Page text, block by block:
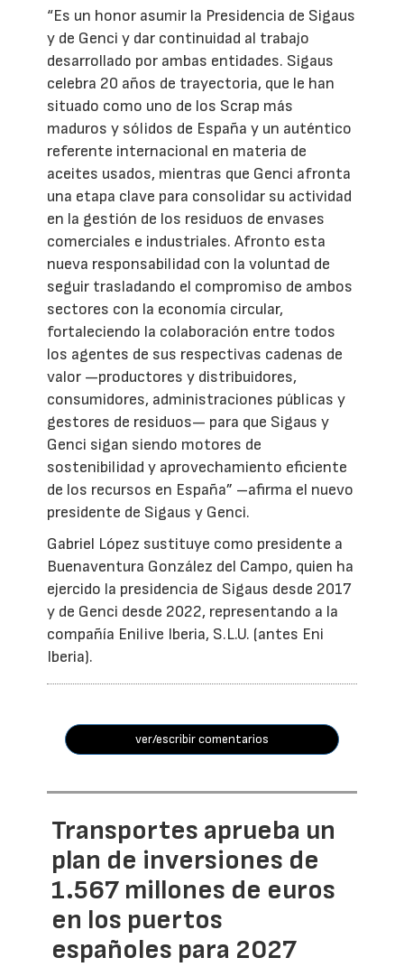
“Es un honor asumir la Presidencia de Sigaus
y de Genci y dar continuidad al trabajo
desarrollado por ambas entidades. Sigaus
celebra 20 años de trayectoria, que le han
situado como uno de los Scrap más
maduros y sólidos de España y un auténtico
referente internacional en materia de
aceites usados, mientras que Genci afronta
una etapa clave para consolidar su actividad
en la gestión de los residuos de envases
comerciales e industriales. Afronto esta
nueva responsabilidad con la voluntad de
seguir trasladando el compromiso de ambos
sectores con la economía circular,
fortaleciendo la colaboración entre todos
los agentes de sus respectivas cadenas de
valor —productores y distribuidores,
consumidores, administraciones públicas y
gestores de residuos— para que Sigaus y
Genci sigan siendo motores de
sostenibilidad y aprovechamiento eficiente
de los recursos en España” –afirma el nuevo
presidente de Sigaus y Genci.
Gabriel López sustituye como presidente a
Buenaventura González del Campo, quien ha
ejercido la presidencia de Sigaus desde 2017
y de Genci desde 2022, representando a la
compañía Enilive Iberia, S.L.U. (antes Eni
Iberia).
ver/escribir comentarios
Transportes aprueba un
plan de inversiones de
1.567 millones de euros
en los puertos
españoles para 2027